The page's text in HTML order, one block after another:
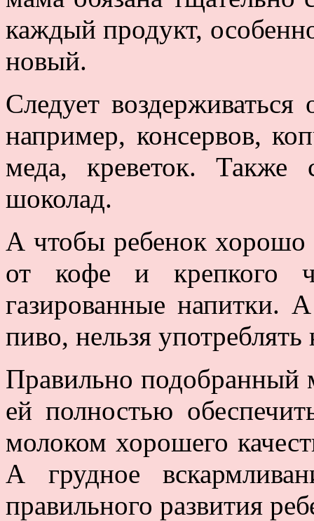
каждый продукт,
новый.
Следует
например, консервов,
меда, креветок. Также
шоколад.
А чтобы ребенок хорошо
от кофе и крепкого
газированные напитки.
пиво, нельзя употреблять
Правильно
ей полностью
молоком хорошего
А грудное
правильного развития